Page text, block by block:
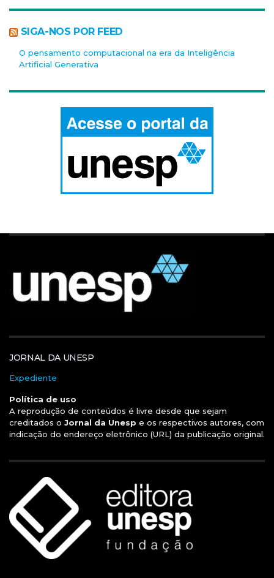
SIGA-NOS POR FEED
O pensamento computacional na era da Inteligência
Artificial Generativa
JORNAL DA UNESP
Expediente
Política de uso
A reprodução de conteúdos é livre desde que sejam
creditados o Jornal da Unesp e os respectivos autores, com
indicação do endereço eletrônico (URL) da publicação original.